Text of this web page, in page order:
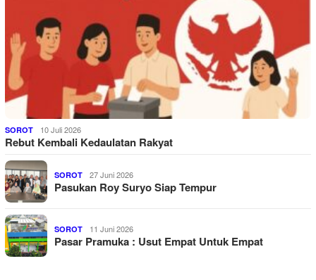
SOROT 10 Juli 2026
Rebut Kembali Kedaulatan Rakyat
SOROT 27 Juni 2026
Pasukan Roy Suryo Siap Tempur
SOROT 11 Juni 2026
Pasar Pramuka : Usut Empat Untuk Empat